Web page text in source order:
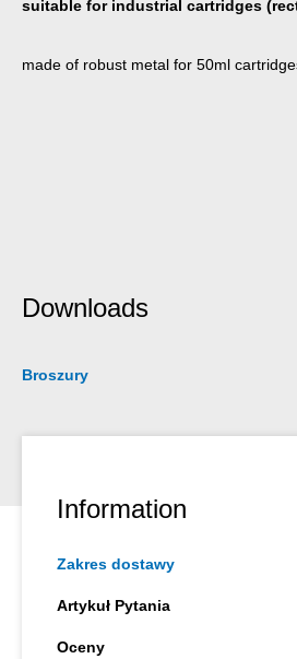
suitable for industrial cartridges
made of robust metal for 50ml
Downloads
Broszury
Information
Zakres dostawy
Artykuł Pytania
Oceny